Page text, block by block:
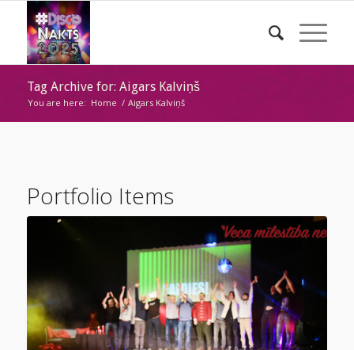
Tag Archive for: Aigars Kalviņš
You are here: Home / Aigars Kalviņš
Portfolio Items